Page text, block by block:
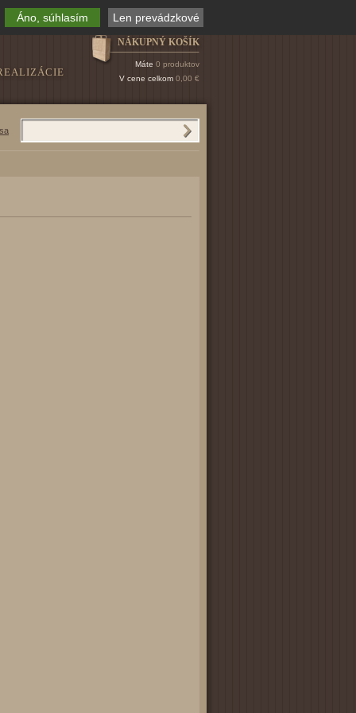
NÁKUPNÝ KOŠÍK
Máte 0 produktov
V cene celkom 0,00 €
Áno, súhlasím Len prevádzkové